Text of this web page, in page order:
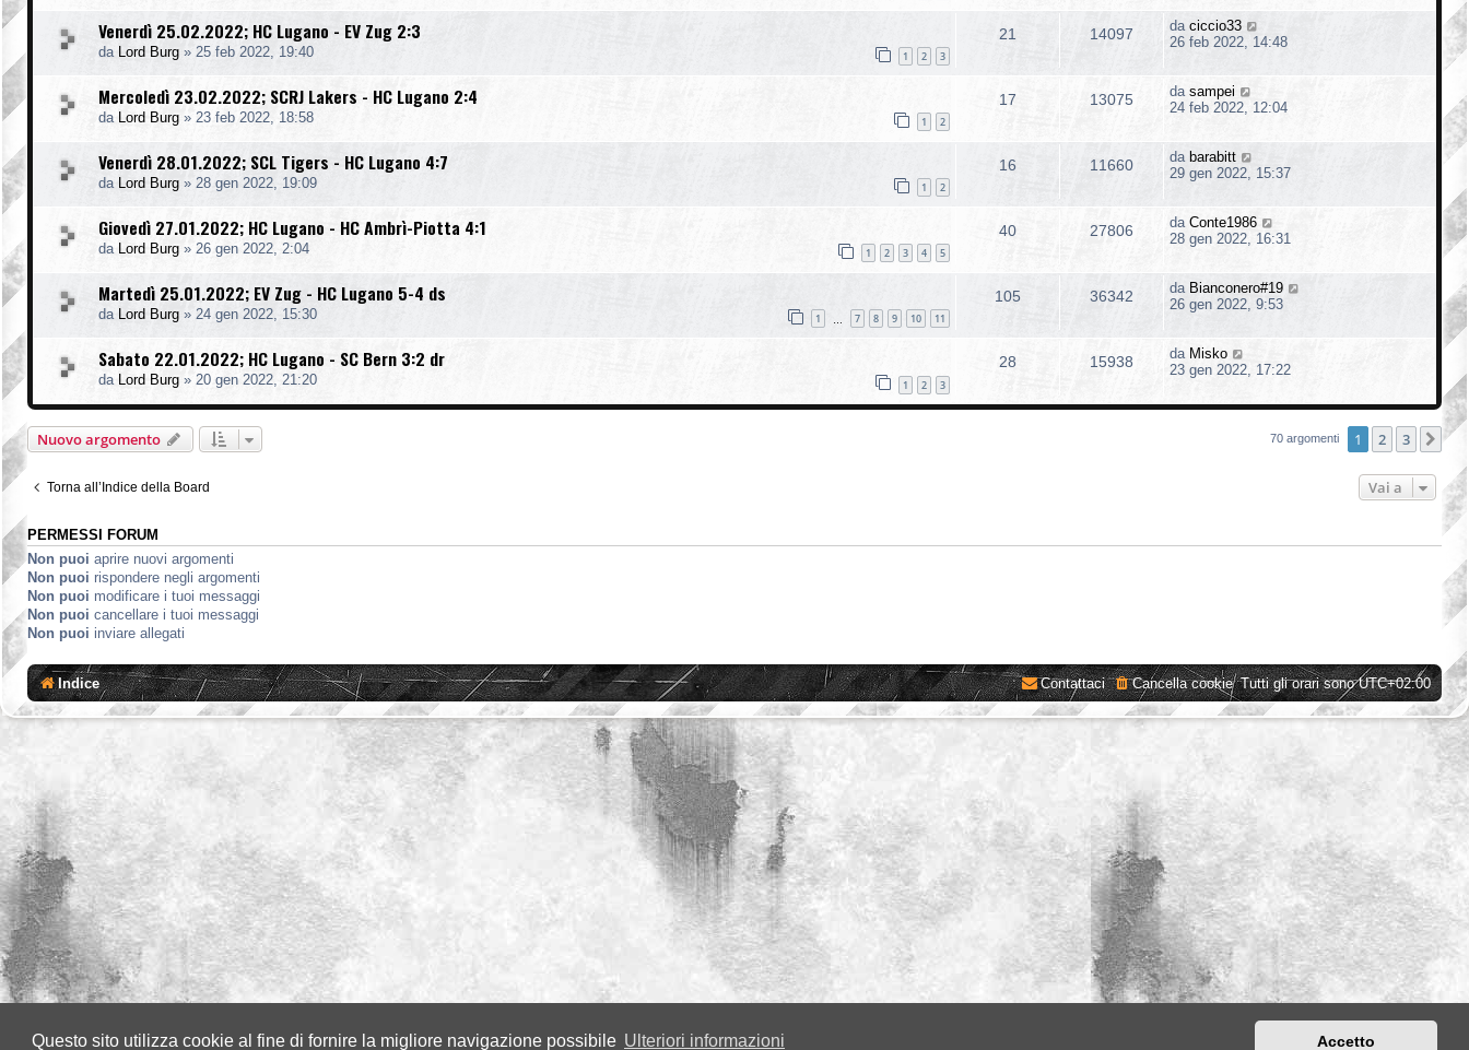
Questo sito utilizza cookie al fine di fornire la migliore navigazione possibile Ulteriori informazioni Accetto
Venerdì 25.02.2022; HC Lugano - EV Zug 2:3
da Lord Burg » 25 feb 2022, 19:40 1 2 3
21 14097 da ciccio33
26 feb 2022, 14:48
Mercoledì 23.02.2022; SCRJ Lakers - HC Lugano 2:4
da Lord Burg » 23 feb 2022, 18:58 1 2
17 13075 da sampei
24 feb 2022, 12:04
Venerdì 28.01.2022; SCL Tigers - HC Lugano 4:7
da Lord Burg » 28 gen 2022, 19:09 1 2
16 11660 da barabitt
29 gen 2022, 15:37
Giovedì 27.01.2022; HC Lugano - HC Ambrì-Piotta 4:1
da Lord Burg » 26 gen 2022, 2:04 1 2 3 4 5
40 27806 da Conte1986
28 gen 2022, 16:31
Martedì 25.01.2022; EV Zug - HC Lugano 5-4 ds
da Lord Burg » 24 gen 2022, 15:30 1 7 8 9 10 11
105 36342 da Bianconero#19
26 gen 2022, 9:53
Sabato 22.01.2022; HC Lugano - SC Bern 3:2 dr
da Lord Burg » 20 gen 2022, 21:20 1 2 3
28 15938 da Misko
23 gen 2022, 17:22
Nuovo argomento 70 argomenti 1 2 3
Torna all’Indice della Board Vai a
PERMESSI FORUM
Non puoi aprire nuovi argomenti
Non puoi rispondere negli argomenti
Non puoi modificare i tuoi messaggi
Non puoi cancellare i tuoi messaggi
Non puoi inviare allegati
Indice Tutti gli orari sonoUTC+02:00
Cancella cookie
Contattaci